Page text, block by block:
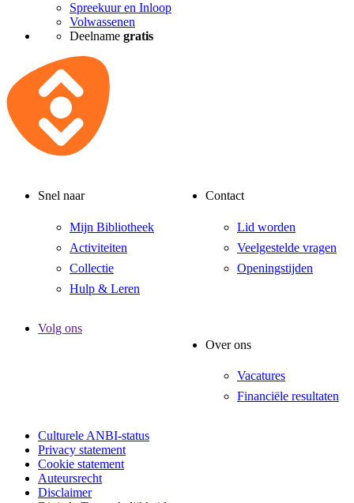
Spreekuur en Inloop
Volwassenen
Deelname gratis
Snel naar
Mijn Bibliotheek
Activiteiten
Collectie
Hulp & Leren
Contact
Lid worden
Veelgestelde vragen
Openingstijden
Volg ons
Over ons
Vacatures
Financiële resultaten
Culturele ANBI-status
Privacy statement
Cookie statement
Auteursrecht
Disclaimer